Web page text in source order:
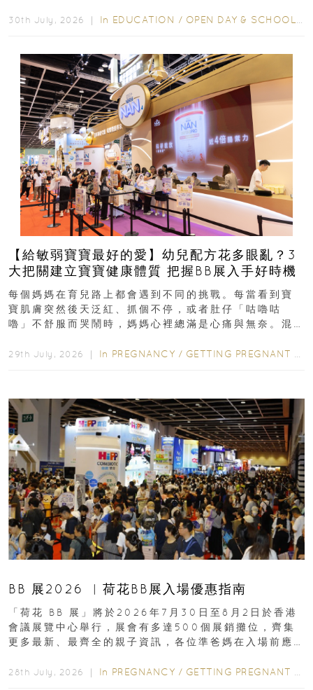
30th July, 2026 ｜ In EDUCATION / OPEN DAY & SCHOOL EVENTS
【給敏弱寶寶最好的愛】幼兒配方花多眼亂？3
大把關建立寶寶健康體質 把握BB展入手好時機
每個媽媽在育兒路上都會遇到不同的挑戰。每當看到寶
寶肌膚突然後天泛紅、抓個不停，或者肚仔「咕嚕咕
嚕」不舒服而哭鬧時，媽媽心裡總滿是心痛與無奈。混
29th July, 2026 ｜ In PREGNANCY / GETTING PREGNANT
BB 展2026 ︳荷花BB展入場優惠指南
「荷花 BB 展」將於2026年7月30日至8月2日於香港
會議展覽中心舉行，展會有多達500個展銷攤位，齊集
更多最新、最齊全的親子資訊，各位準爸媽在入場前應
28th July, 2026 ｜ In PREGNANCY / GETTING PREGNANT